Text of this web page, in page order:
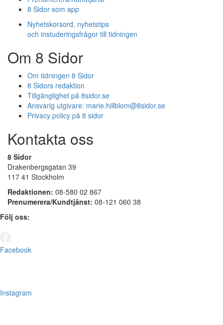
8 Sidor som app
Nyhetskorsord, nyhetstips
och instuderingsfrågor till tidningen
Om 8 Sidor
Om tidningen 8 Sidor
8 Sidors redaktion
Tillgänglighet på 8sidor.se
Ansvarig utgivare: marie.hillblom@8sidor.se
Privacy policy på 8 sidor
Kontakta oss
8 Sidor
Drakenbergsgatan 39
117 41 Stockholm
Redaktionen: 08-580 02 867
Prenumerera/Kundtjänst: 08-121 060 38
Följ oss:
Facebook
Instagram